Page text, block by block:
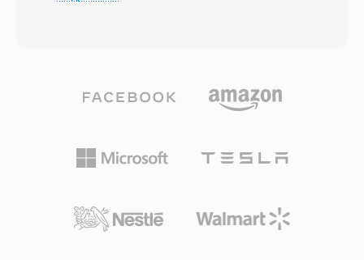
математически идентично студийному
мастеру при заданном разрешении.
отличную устойчивость, сохраняя
износе поверхности диска. Будучи
проданным миллиардами экземпляров с
ухудшении качества связи кодер переходит
незначительной чёткостью ради
надёжности передачи. Этот адаптивный
и является одним из самых массово